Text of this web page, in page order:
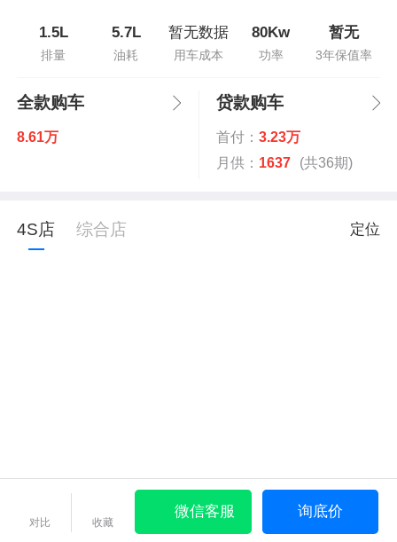
1.5L
排量
5.7L
油耗
暂无数据
用车成本
80Kw
功率
暂无
3年保值率
全款购车
8.61万
贷款购车
首付： 3.23万
月供： 1637 (共36期)
4S店 综合店 定位
对比 收藏
微信客服 询底价